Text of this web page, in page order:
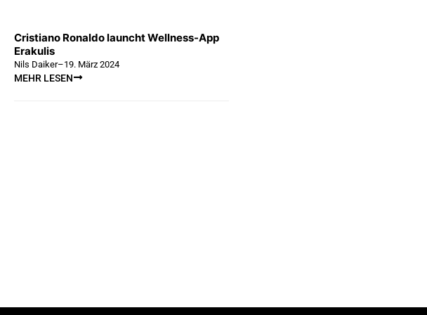
Cristiano Ronaldo launcht Wellness-App
Erakulis
Nils Daiker–19. März 2024
MEHR LESEN